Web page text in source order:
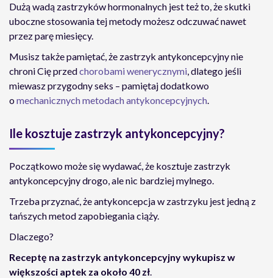
Dużą wadą zastrzyków hormonalnych jest też to, że skutki
uboczne stosowania tej metody możesz odczuwać nawet
przez parę miesięcy.
Musisz także pamiętać, że zastrzyk antykoncepcyjny nie
chroni Cię przedchorobami wenerycznymi, dlatego jeśli
miewasz przygodny seks – pamiętaj dodatkowo
omechanicznych metodach antykoncepcyjnych.
Ile kosztuje zastrzyk antykoncepcyjny?
Początkowo może się wydawać, że kosztuje zastrzyk
antykoncepcyjny drogo, ale nic bardziej mylnego.
Trzeba przyznać, że antykoncepcja w zastrzyku jest jedną z
tańszych metod zapobiegania ciąży.
Dlaczego?
Receptę na zastrzyk antykoncepcyjny wykupisz w
większości aptek za około 40 zł.